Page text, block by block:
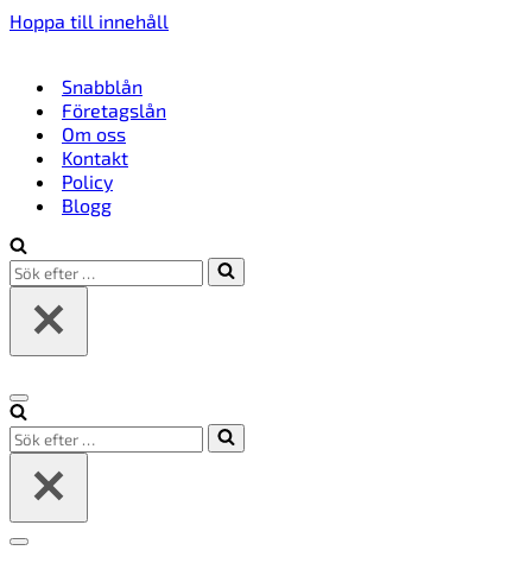
Hoppa till innehåll
Snabblån
Företagslån
Om oss
Kontakt
Policy
Blogg
Sök
efter
Navigeringsmeny
Sök
efter
Navigeringsmeny